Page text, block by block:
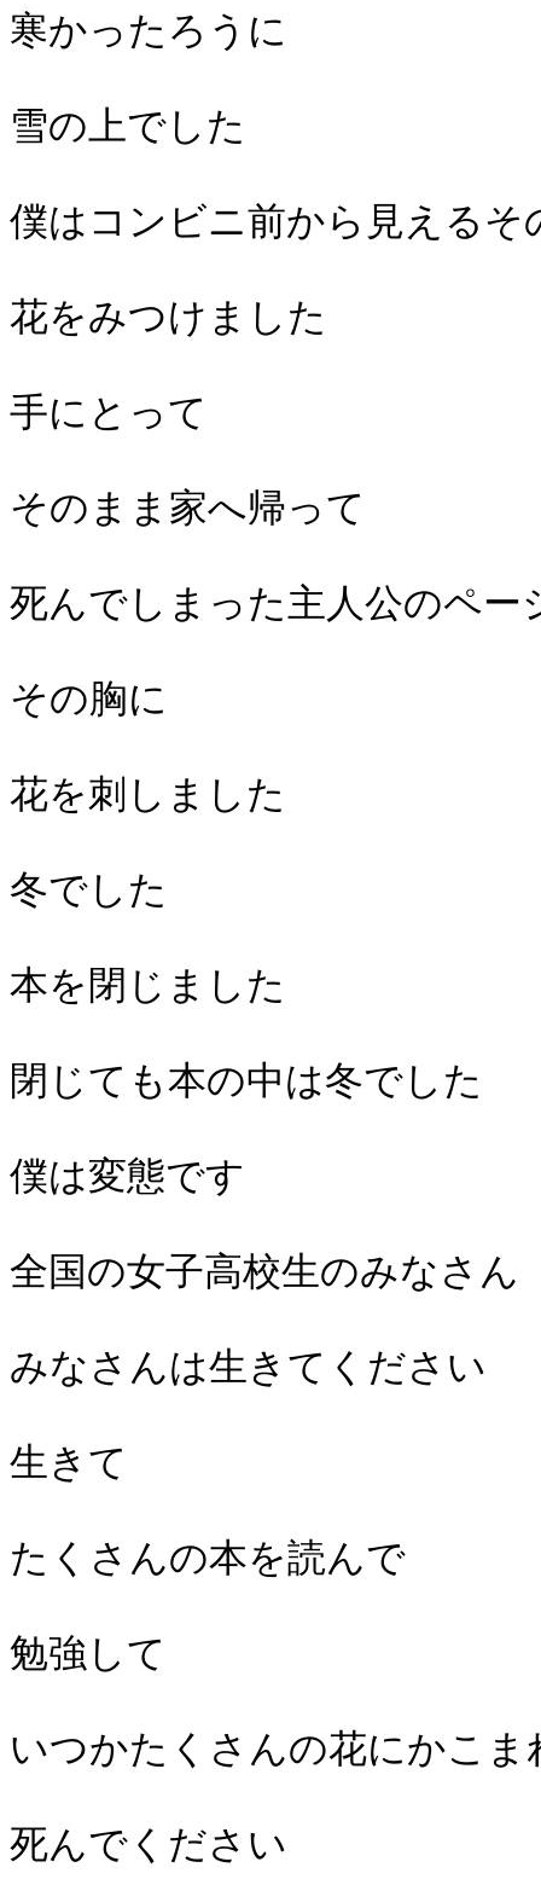
寒かったろうに
雪の上でした
僕はコンビニ前から見えるそ
花をみつけました
手にとって
そのまま家へ帰って
死んでしまった主人公のペー
その胸に
花を刺しました
冬でした
本を閉じました
閉じても本の中は冬でした
僕は変態です
全国の女子高校生のみなさん
みなさんは生きてください
生きて
たくさんの本を読んで
勉強して
いつかたくさんの花にかこま
死んでください